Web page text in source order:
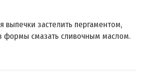
выпечки застелить пергаментом,
формы смазать сливочным маслом.